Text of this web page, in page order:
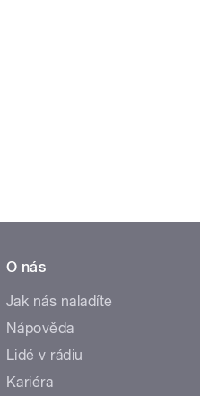
O nás
Jak nás naladíte
Nápověda
Lidé v rádiu
Kariéra